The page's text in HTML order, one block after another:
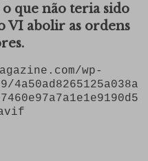
o que não teria sido
VI abolir as ordens